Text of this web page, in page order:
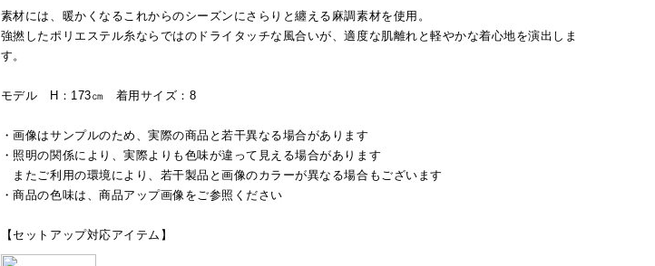
素材には、暖かくなるこれからのシーズンにさらりと纏える麻調素材を使用。
強撚したポリエステル糸ならではのドライタッチな風合いが、適度な肌離れと軽やかな着心地を演出しま
す。
モデル H：173㎝ 着用サイズ：8
・画像はサンプルのため、実際の商品と若干異なる場合があります
・照明の関係により、実際よりも色味が違って見える場合があります
またご利用の環境により、若干製品と画像のカラーが異なる場合もございます
・商品の色味は、商品アップ画像をご参照ください
【セットアップ対応アイテム】